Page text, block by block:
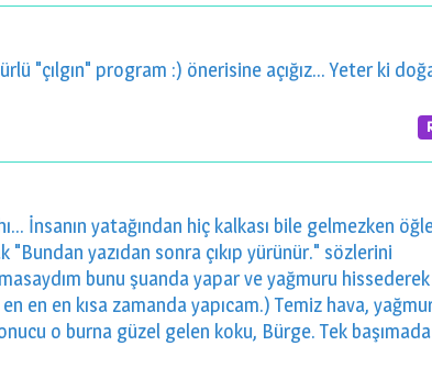
"çılgın" program :) önerisine açığız... Yeter ki
İnsanın yatağından hiç kalkası bile gelmezken
yazıdan sonra çıkıp yürünür." sözlerini
bunu şuanda yapar ve yağmuru hissederek
en en kısa zamanda yapıcam.) Temiz hava,
o burna güzel gelen koku, Bürge. Tek